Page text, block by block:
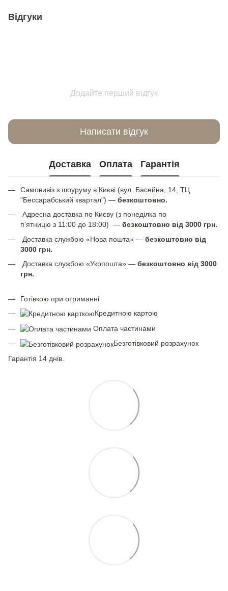
Відгуки
Додайте перший відгук
Написати відгук
Доставка Оплата Гарантія
Самовивіз з шоуруму в Києві (вул. Басейна, 14, ТЦ
"Бессарабський квартал") — безкоштовно.
Адресна доставка по Києву (з понеділка по
п’ятницю з 11:00 до 18:00) — безкоштовно від 3000 грн.
Доставка службою «Нова пошта» — безкоштовно від
3000 грн.
Доставка службою «Укрпошта» — безкоштовно від 3000
грн.
Готівкою при отриманні
Кредитною картою
Оплата частинами
Безготівковий розрахунок
Гарантія 14 днів.